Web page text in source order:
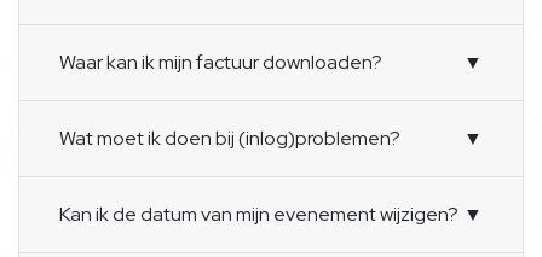
Waar kan ik mijn factuur downloaden? ▼
Wat moet ik doen bij (inlog)problemen? ▼
Kan ik de datum van mijn evenement wijzigen? ▼